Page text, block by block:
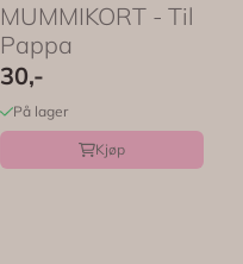
MUMMIKORT - Til
Pappa
30,-
På lager
Kjøp